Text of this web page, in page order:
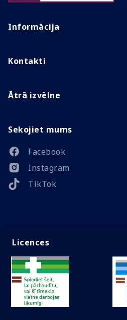
Informācija
Kontakti
Ātrā izvēlne
Sekojiet mums
Facebook
Instagram
TikTok
Licences